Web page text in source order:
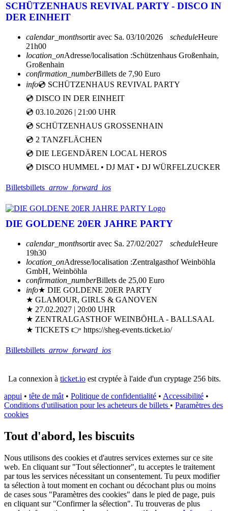
SCHÜTZENHAUS REVIVAL PARTY - DISCO IN
DER EINHEIT
calendar_monthsortir avec Sa. 03/10/2026 scheduleHeure
21h00
location_onAdresse/localisation :Schützenhaus Großenhain,
Großenhain
confirmation_numberBillets de 7,90 Euro
info💿 SCHÜTZENHAUS REVIVAL PARTY
💿 DISCO IN DER EINHEIT
💿 03.10.2026 | 21:00 UHR
💿 SCHÜTZENHAUS GROSSENHAIN
💿 2 TANZFLÄCHEN
💿 DIE LEGENDÄREN LOCAL HEROS
💿 DISCO HUMMEL • DJ MAT • DJ WÜRFELZUCKER
Billetsbillets arrow_forward_ios
DIE GOLDENE 20ER JAHRE PARTY
calendar_monthsortir avec Sa. 27/02/2027 scheduleHeure
19h30
location_onAdresse/localisation :Zentralgasthof Weinböhla
GmbH, Weinböhla
confirmation_numberBillets de 25,00 Euro
info★ DIE GOLDENE 20ER PARTY
★ GLAMOUR, GIRLS & GANOVEN
★ 27.02.2027 | 20:00 UHR
★ ZENTRALGASTHOF WEINBÖHLA - BALLSAAL
★ TICKETS 👉 https://sheg-events.ticket.io/
Billetsbillets arrow_forward_ios
La connexion à ticket.io est cryptée à l'aide d'un cryptage 256 bits.
appui • tête de mât • Politique de confidentialité • Accessibilité •
Conditions d'utilisation pour les acheteurs de billets • Paramètres des
cookies
Tout d'abord, les biscuits
Nous utilisons des cookies et d'autres services externes sur ce site
web. En cliquant sur "Tout sélectionner", tu acceptes le traitement
par tous les services nécessitant un consentement. Tu peux modifier
ta sélection à tout moment en cochant ou décochant plus ou moins
de cases sous "Paramètres des cookies" dans le pied de page, puis
en cliquant sur "Confirmer la sélection". Tu trouveras de plus